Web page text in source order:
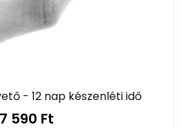
- 12 nap készenléti idő
7 590 Ft